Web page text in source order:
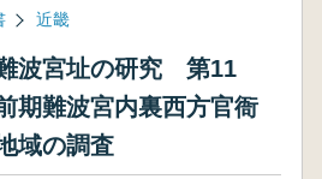
近畿
波宮址の研究 第11
期難波宮内裏西方官衙
域の調査